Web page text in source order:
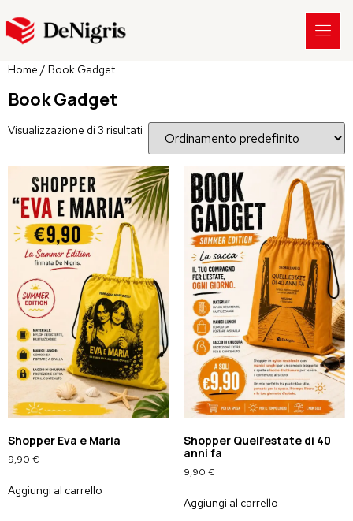
Home / Book Gadget
Book Gadget
Visualizzazione di 3 risultati
Shopper Eva e Maria
9,90 €
Aggiungi al carrello
Shopper Quell’estate di 40
anni fa
9,90 €
Aggiungi al carrello